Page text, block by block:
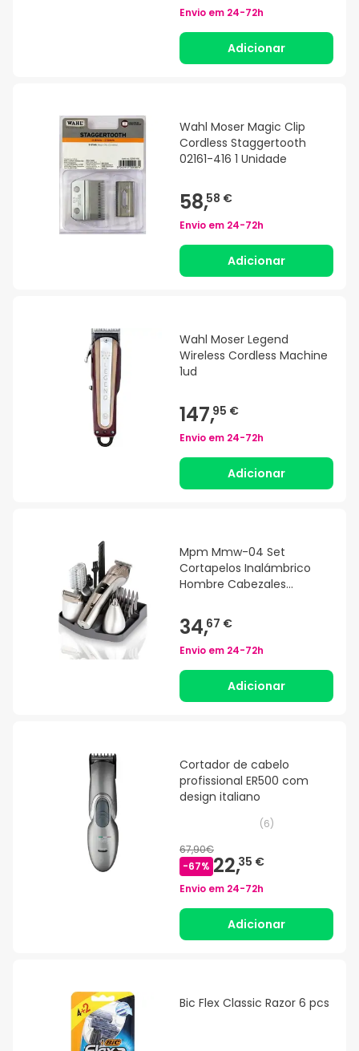
Envio em 24-72h
Adicionar
Wahl Moser Magic Clip
Cordless Staggertooth
02161-416 1 Unidade
58,58 €
Envio em 24-72h
Adicionar
Wahl Moser Legend
Wireless Cordless Machine
1ud
147,95 €
Envio em 24-72h
Adicionar
Mpm Mmw-04 Set
Cortapelos Inalámbrico
Hombre Cabezales
34,67 €
Envio em 24-72h
Adicionar
Cortador de cabelo
profissional ER500 com
design italiano
(6)
67,90€
-67% 22,35 €
Envio em 24-72h
Adicionar
Bic Flex Classic Razor 6 pcs